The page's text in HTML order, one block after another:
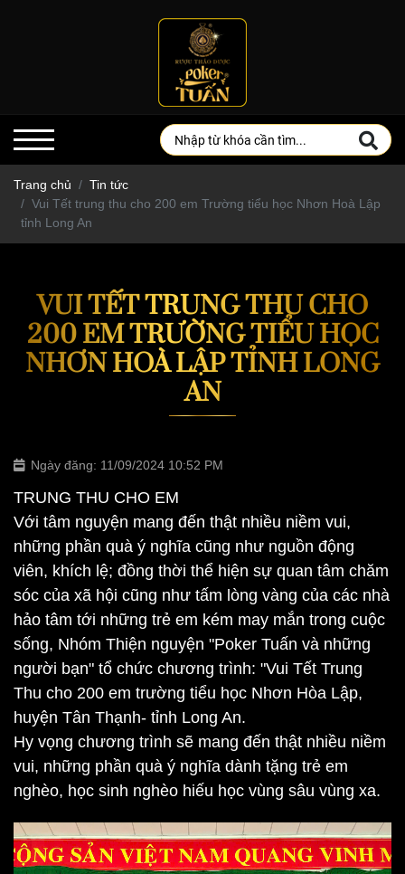
Trang chủ
Tin tức
Vui Tết trung thu cho 200 em Trường tiểu học Nhơn Hoà Lập
tỉnh Long An
VUI TẾT TRUNG THU CHO
200 EM TRƯỜNG TIỂU HỌC
NHƠN HOÀ LẬP TỈNH LONG
AN
Ngày đăng: 11/09/2024 10:52 PM
TRUNG THU CHO EM
Với tâm nguyện mang đến thật nhiều niềm vui,
những phần quà ý nghĩa cũng như nguồn động
viên, khích lệ; đồng thời thể hiện sự quan tâm chăm
sóc của xã hội cũng như tấm lòng vàng của các nhà
hảo tâm tới những trẻ em kém may mắn trong cuộc
sống, Nhóm Thiện nguyện "Poker Tuấn và những
người bạn" tổ chức chương trình: "Vui Tết Trung
Thu cho 200 em trường tiểu học Nhơn Hòa Lập,
huyện Tân Thạnh- tỉnh Long An.
Hy vọng chương trình sẽ mang đến thật nhiều niềm
vui, những phần quà ý nghĩa dành tặng trẻ em
nghèo, học sinh nghèo hiếu học vùng sâu vùng xa.